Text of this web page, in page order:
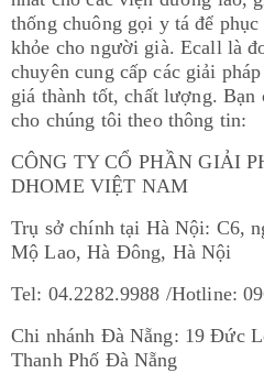
thống chuông gọi y tá để
khỏe cho người già. Ecall là
chuyên cung cấp các giải
giá thành tốt, chất lượng. Bạn
cho chúng tôi theo thông tin:
CÔNG TY CỔ PHẦN GIẢI
DHOME VIỆT NAM
Trụ sở chính tại Hà Nội: C6,
Mộ Lao, Hà Đông, Hà Nội
Tel: 04.2282.9988 /Hotline:
Chi nhánh Đà Nẵng: 19 Đức
Thanh Phố Đà Nẵng